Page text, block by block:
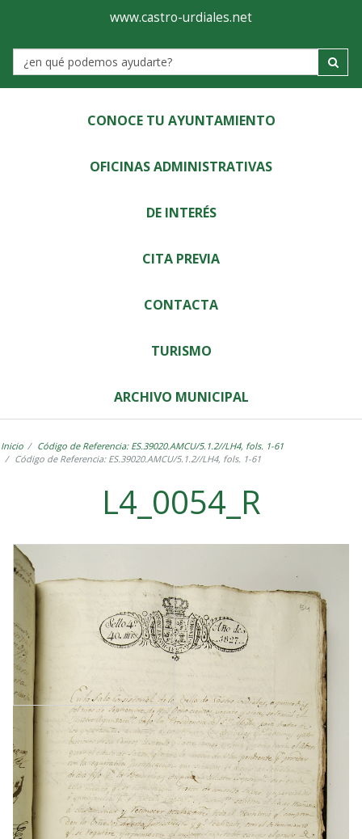
Ayuntamiento
de
Castro-
Urdiales
www.castro-urdiales.net
Label
CONOCE TU AYUNTAMIENTO
OFICINAS ADMINISTRATIVAS
DE INTERÉS
CITA PREVIA
CONTACTA
TURISMO
ARCHIVO MUNICIPAL
Inicio
Código de Referencia: ES.39020.AMCU/5.1.2//LH4, fols. 1-61
Código de Referencia: ES.39020.AMCU/5.1.2//LH4, fols. 1-61
L4_0054_R